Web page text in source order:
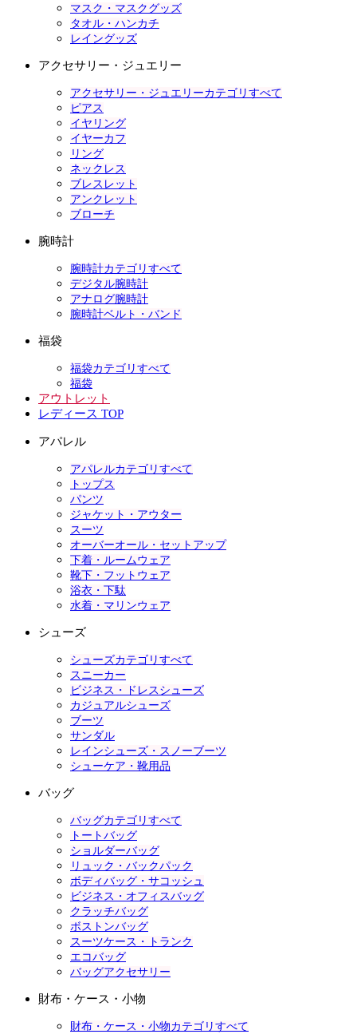
マスク・マスクグッズ
タオル・ハンカチ
レイングッズ
アクセサリー・ジュエリー
アクセサリー・ジュエリーカテゴリすべて
ピアス
イヤリング
イヤーカフ
リング
ネックレス
ブレスレット
アンクレット
ブローチ
腕時計
腕時計カテゴリすべて
デジタル腕時計
アナログ腕時計
腕時計ベルト・バンド
福袋
福袋カテゴリすべて
福袋
アウトレット
レディース TOP
アパレル
アパレルカテゴリすべて
トップス
パンツ
ジャケット・アウター
スーツ
オーバーオール・セットアップ
下着・ルームウェア
靴下・フットウェア
浴衣・下駄
水着・マリンウェア
シューズ
シューズカテゴリすべて
スニーカー
ビジネス・ドレスシューズ
カジュアルシューズ
ブーツ
サンダル
レインシューズ・スノーブーツ
シューケア・靴用品
バッグ
バッグカテゴリすべて
トートバッグ
ショルダーバッグ
リュック・バックパック
ボディバッグ・サコッシュ
ビジネス・オフィスバッグ
クラッチバッグ
ボストンバッグ
スーツケース・トランク
エコバッグ
バッグアクセサリー
財布・ケース・小物
財布・ケース・小物カテゴリすべて